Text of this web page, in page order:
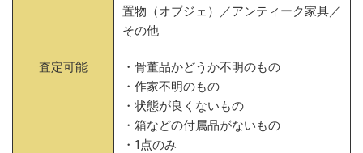
置物（オブジェ）／アンティーク家具／
その他
査定可能
・骨董品かどうか不明のもの
・作家不明のもの
・状態が良くないもの
・箱などの付属品がないもの
・1点のみ